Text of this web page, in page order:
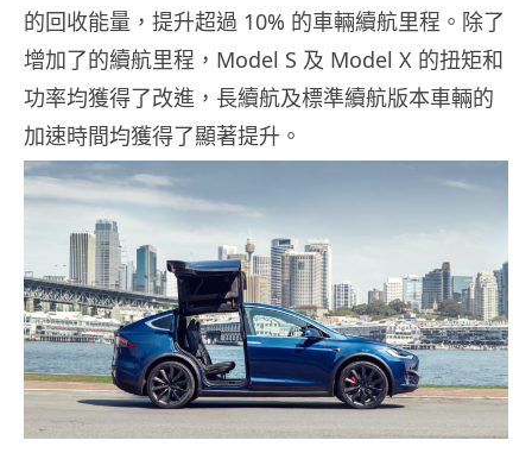
的回收能量，提升超過 10% 的車輛續航里程。除了
增加了的續航里程，Model S 及 Model X 的扭矩和
功率均獲得了改進，長續航及標準續航版本車輛的
加速時間均獲得了顯著提升。